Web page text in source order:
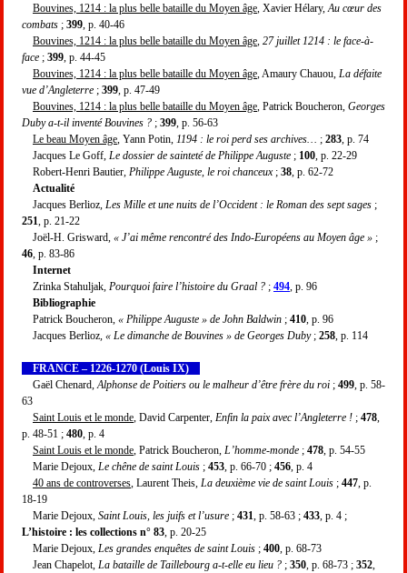
Bouvines, 1214 : la plus belle bataille du Moyen âge , Xavier Hélary, Au cœur des
combats ; 399 , p. 40-46
Bouvines, 1214 : la plus belle bataille du Moyen âge 27 juillet 1214 : le face-à-
face ; 399 , p. 44-45
Bouvines, 1214 : la plus belle bataille du Moyen âge , Amaury Chauou, La défaite
vue d’Angleterre ; 399 , p. 47-49
Bouvines, 1214 : la plus belle bataille du Moyen âge , Patrick Boucheron, Georges
Duby a-t-il inventé Bouvines ? ; 399 , p. 56-63
Le beau Moyen âge , Yann Potin, 1194 : le roi perd ses archives… ; 283 , p. 74
Jacques Le Goff, Le dossier de sainteté de Philippe Auguste ; 100 , p. 22-29
Robert-Henri Bautier, Philippe Auguste, le roi chanceux; 38 , p. 62-72
Actualité
Jacques Berlioz, Les Mille et une nuits de l’Occident : le Roman des sept sages ;
251 , p. 21-22
Joël-H. Grisward, « J’ai même rencontré des Indo-Européens au Moyen âge » ;
46 , p. 83-86
Internet
Zrinka Stahuljak, Pourquoi faire l’histoire du Graal ? ; 494 , p. 96
Bibliographie
Patrick Boucheron, « Philippe Auguste » de John Baldwin ; 410 , p. 96
Jacques Berlioz, « Le dimanche de Bouvines » de Georges Duby; 258 , p. 114
FRANCE – 1226-1270 (Louis IX)
Gaël Chenard, Alphonse de Poitiers ou le malheur d’être frère du roi ; 499 , p. 58-
63
Saint Louis et le monde , David Carpenter, Enfin la paix avec l’Angleterre ! ; 478
p. 48-51 ; 480 , p. 4
Saint Louis et le monde , Patrick Boucheron, L’homme-monde ; 478 , p. 54-55
Marie Dejoux, Le chêne de saint Louis ; 453 , p. 66-70 ; 456 , p. 4
40 ans de controverses , Laurent Theis, La deuxième vie de saint Louis ; 447 , p.
18-19
Marie Dejoux, Saint Louis, les juifs et l’usure ; 431 , p. 58-63 ; 433 , p. 4 ;
L’histoire : les collections n° 83 , p. 20-25
Marie Dejoux, Les grandes enquêtes de saint Louis ; 400 , p. 68-73
Jean Chapelot, La bataille de Taillebourg a-t-elle eu lieu ? ; 350 , p. 68-73 ; 352